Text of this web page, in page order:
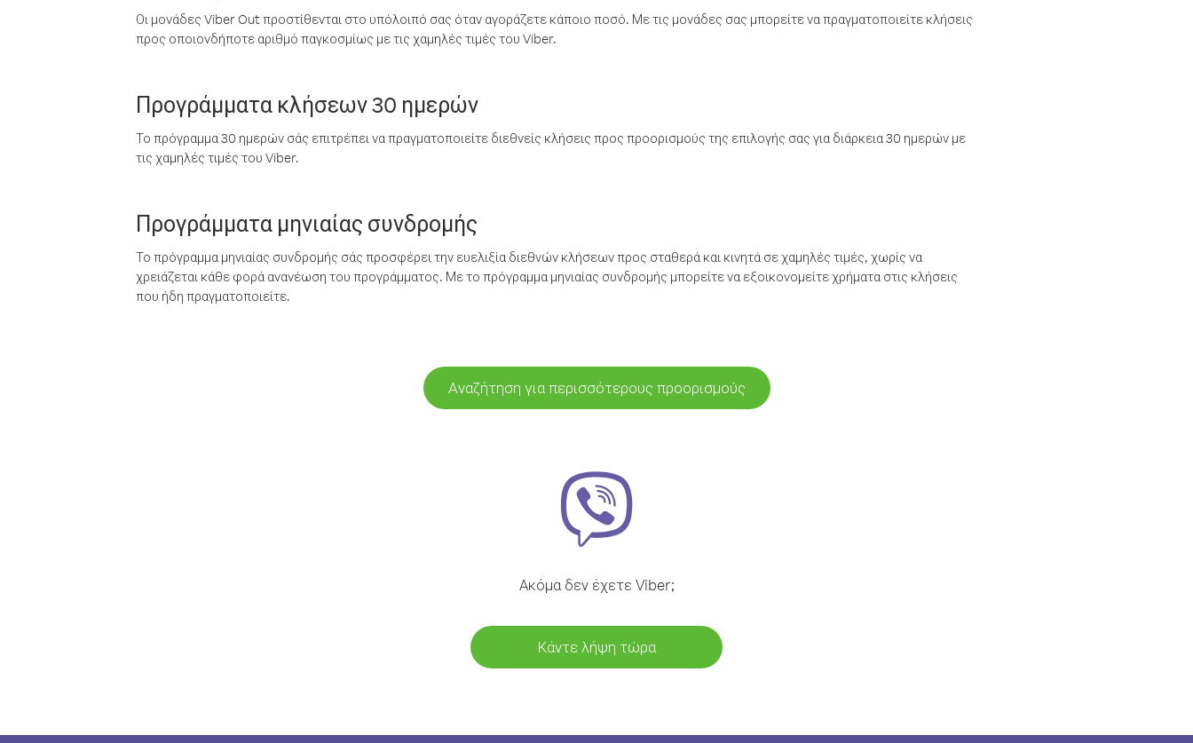
Οι μονάδες Viber Out προστίθενται στο υπόλοιπό σας όταν αγοράζετε κάποιο ποσό. Με τις μονάδες σας μπορείτε να πραγματοποιείτε κλήσεις
προς οποιονδήποτε αριθμό παγκοσμίως με τις χαμηλές τιμές του Viber.
Προγράμματα κλήσεων 30 ημερών
Το πρόγραμμα 30 ημερών σάς επιτρέπει να πραγματοποιείτε διεθνείς κλήσεις προς προορισμούς της επιλογής σας για διάρκεια 30 ημερών με
τις χαμηλές τιμές του Viber.
Προγράμματα μηνιαίας συνδρομής
Το πρόγραμμα μηνιαίας συνδρομής σάς προσφέρει την ευελιξία διεθνών κλήσεων προς σταθερά και κινητά σε χαμηλές τιμές, χωρίς να
χρειάζεται κάθε φορά ανανέωση του προγράμματος. Με το πρόγραμμα μηνιαίας συνδρομής μπορείτε να εξοικονομείτε χρήματα στις κλήσεις
που ήδη πραγματοποιείτε.
Αναζήτηση για περισσότερους προορισμούς
Ακόμα δεν έχετε Viber;
Κάντε λήψη τώρα